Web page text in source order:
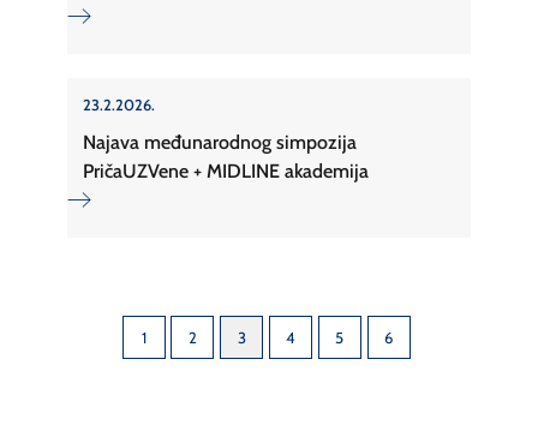
23.2.2026.
Najava međunarodnog simpozija
PričaUZVene + MIDLINE akademija
1 2 3 4 5 6